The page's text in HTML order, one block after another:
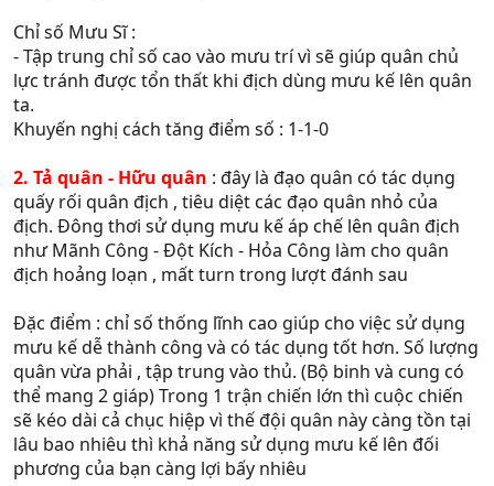
chiến và bạn có đánh lại tướng địch hay không)
Nhưng mặt bất lợi là quân bạn đứng ở nhà có thể bị một
đạo quân khác tấn công (tuy tổn thất ko lớn nhưng cũng
Tiếp theo là phần quan trọng nhất < Trận Hình >
Khi làm nv này thì yếu tố trận hình là rất quan trọng
Để điều chỉnh lại trận hình thì bạn có thể vào Binh
trường, chọn Biên chế, sau đó chọn tướng đi làm nv và
chọn Thiết lập (hoặc trong phần Quân sự trong nhân vật
tướng )
Khi nhìn vào phần Trận hình (bên góc phải) bạn thấy có 1
hình nhỏ đại diện cho trận hình đó bạn chỉ chuột vào sẽ
thấy một bảng nhỏ hiện ra đó chính là bảng tính khắc
chế nhau giữa các Trận hình
Mình sẽ lấy ví dụ trận hình Trùy Hình
Chỉ số Mưu Sĩ :
- Tập trung chỉ số cao vào mưu trí vì sẽ giúp quân chủ
lực tránh được tổn thất khi địch dùng mưu kế lên quân
ta.
Khuyến nghị cách tăng điểm số : 1-1-0
2. Tả quân - Hữu quân : đây là đạo quân có tác dụng
quấy rối quân địch , tiêu diệt các đạo quân nhỏ của
địch. Đông thơi sử dụng mưu kế áp chế lên quân địch
như Mãnh Công - Đột Kích - Hỏa Công làm cho quân
địch hoảng loạn , mất turn trong lượt đánh sau
Đặc điểm : chỉ số thống lĩnh cao giúp cho việc sử dụng
mưu kế dễ thành công và có tác dụng tốt hơn. Số lượng
quân vừa phải , tập trung vào thủ. (Bộ binh và cung có
thể mang 2 giáp) Trong 1 trận chiến lớn thì cuộc chiến
sẽ kéo dài cả chục hiệp vì thế đội quân này càng tồn tại
lâu bao nhiêu thì khả năng sử dụng mưu kế lên đối
phương của bạn càng lợi bấy nhiêu